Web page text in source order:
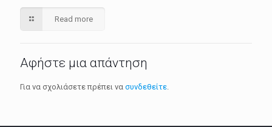
Read more
Αφήστε μια απάντηση
Για να σχολιάσετε πρέπει να συνδεθείτε